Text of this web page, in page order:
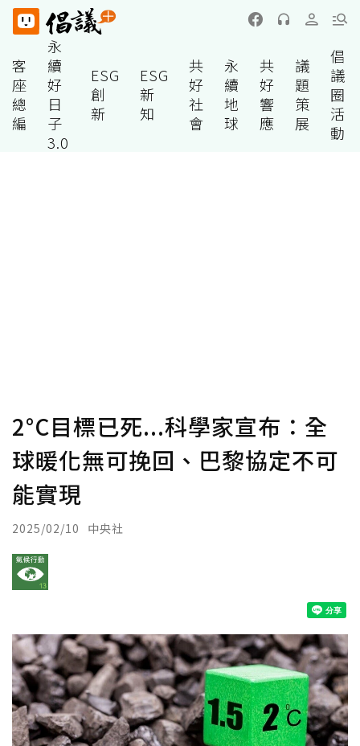
客
座
總
編
永
續
好
日
子
3.0
ESG
創
新
ESG
新
知
共
好
社
會
永
續
地
球
共
好
響
應
議
題
策
展
倡
議
圈
活
動
2°C目標已死...科學家宣布：全
球暖化無可挽回、巴黎協定不可
能實現
2025/02/10 中央社